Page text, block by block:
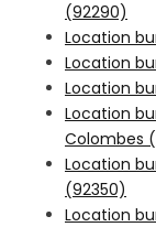
(92290)
Location
Location
Location
Location
Colombes
Location
(92350)
Location